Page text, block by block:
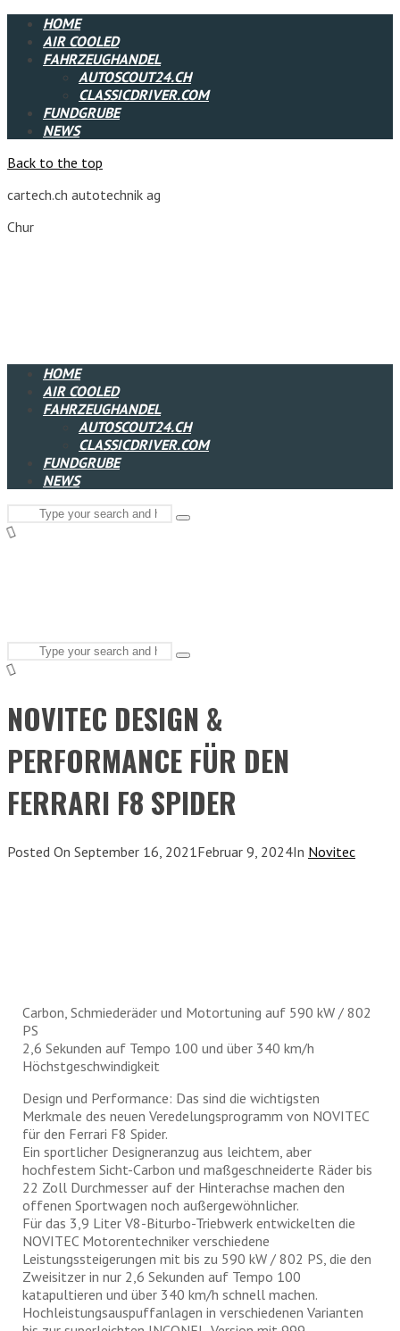
HOME
AIR COOLED
FAHRZEUGHANDEL
AUTOSCOUT24.CH
CLASSICDRIVER.COM
FUNDGRUBE
NEWS
Back to the top
cartech.ch autotechnik ag
Chur
HOME
AIR COOLED
FAHRZEUGHANDEL
AUTOSCOUT24.CH
CLASSICDRIVER.COM
FUNDGRUBE
NEWS
Search
for:
Type
Search
for:
Type
NOVITEC DESIGN &
PERFORMANCE FÜR DEN
FERRARI F8 SPIDER
Posted On September 16, 2021Februar 9, 2024In Novitec
Carbon, Schmiederäder und Motortuning auf 590 kW / 802
PS
2,6 Sekunden auf Tempo 100 und über 340 km/h
Höchstgeschwindigkeit
Design und Performance: Das sind die wichtigsten
Merkmale des neuen Veredelungsprogramm von NOVITEC
für den Ferrari F8 Spider.
Ein sportlicher Designeranzug aus leichtem, aber
hochfestem Sicht-Carbon und maßgeschneiderte Räder bis
22 Zoll Durchmesser auf der Hinterachse machen den
offenen Sportwagen noch außergewöhnlicher.
Für das 3,9 Liter V8-Biturbo-Triebwerk entwickelten die
NOVITEC Motorentechniker verschiedene
Leistungssteigerungen mit bis zu 590 kW / 802 PS, die den
Zweisitzer in nur 2,6 Sekunden auf Tempo 100
katapultieren und über 340 km/h schnell machen.
Hochleistungsauspuffanlagen in verschiedenen Varianten